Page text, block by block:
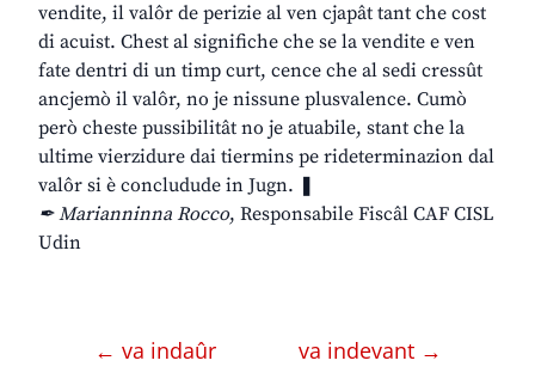
vendite, il valôr de perizie al ven cjapât tant che cost
di acuist. Chest al significhe che se la vendite e ven
fate dentri di un timp curt, cence che al sedi cressût
ancjemò il valôr, no je nissune plusvalence. Cumò
però cheste pussibilitât no je atuabile, stant che la
ultime vierzidure dai tiermins pe rideterminazion dal
valôr si è concludude in Jugn. ❚
✒ Marianninna Rocco, Responsabile Fiscâl CAF CISL
Udin
← va indaûr va indevant →